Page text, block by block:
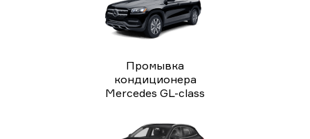
Промывка
кондиционера
Mercedes GL-class